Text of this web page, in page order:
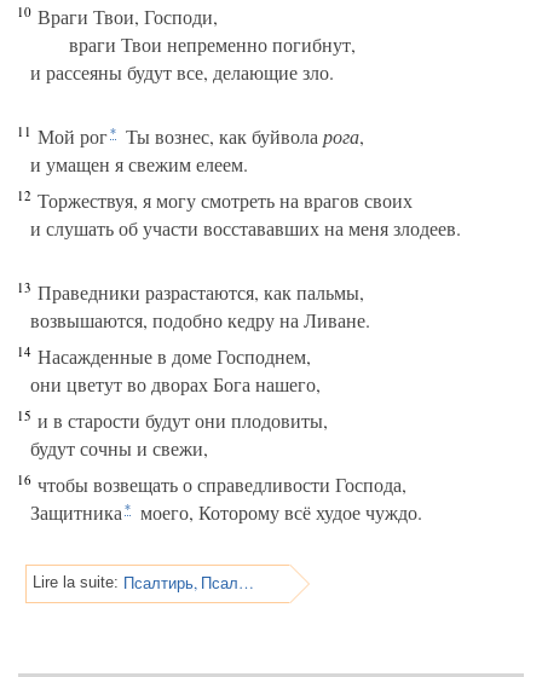
10 Враги Твои, Господи,
враги Твои непременно погибнут,
и рассеяны будут все, делающие зло.
11 Мой рог* Ты вознес, как буйвола рога,
и умащен я свежим елеем.
12 Торжествуя, я могу смотреть на врагов своих
и слушать об участи восстававших на меня злодеев.
13 Праведники разрастаются, как пальмы,
возвышаются, подобно кедру на Ливане.
14 Насажденные в доме Господнем,
они цветут во дворах Бога нашего,
15 и в старости будут они плодовиты,
будут сочны и свежи,
16 чтобы возвещать о справедливости Господа,
Защитника * моего, Которому всё худое чуждо.
Lire la suite: Псалтирь, Псалом 92